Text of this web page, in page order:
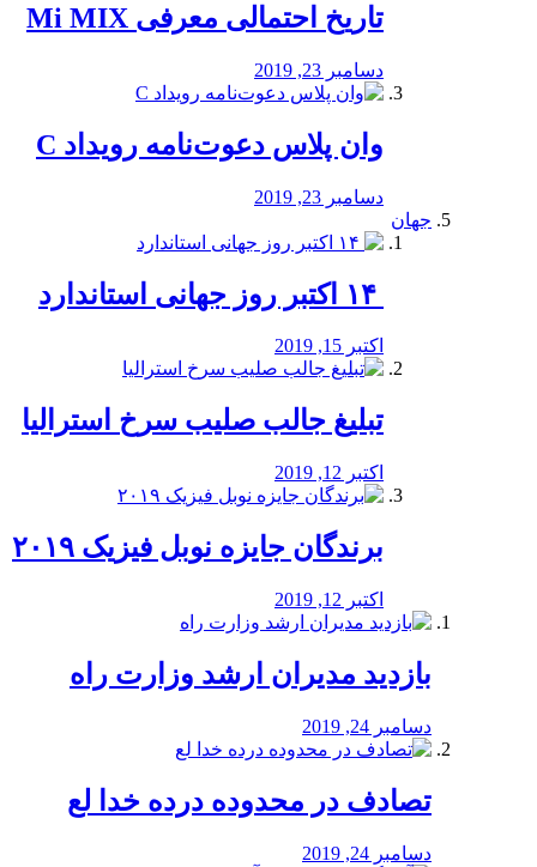
تاریخ احتمالی معرفی Mi MIX
دسامبر 23, 2019
وان پلاس دعوت‌نامه رویداد C
دسامبر 23, 2019
جهان
اکتبر 15, 2019
تبلیغ جالب صلیب سرخ استرالیا
اکتبر 12, 2019
برندگان جایزه نوبل فیزیک ۲۰۱۹
اکتبر 12, 2019
بازدید مدیران ارشد وزارت راه
دسامبر 24, 2019
تصادف در محدوده درده خدا لع
دسامبر 24, 2019